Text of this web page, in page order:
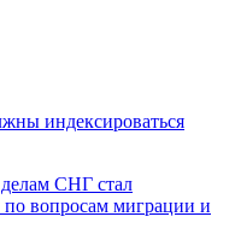
индексироваться
делам СНГ стал
по вопросам миграции и